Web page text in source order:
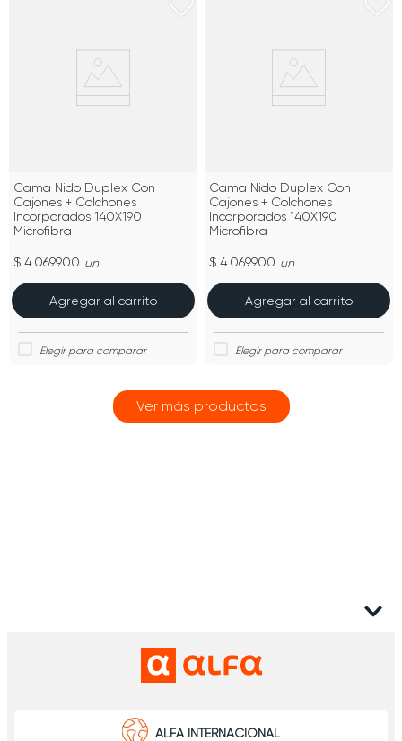
Cama Nido Duplex Con
Cajones + Colchones
Incorporados 140X190
Microfibra
$ 4.069.900 un
Agregar al carrito
Cama Nido Duplex Con
Cajones + Colchones
Incorporados 140X190
Microfibra
$ 4.069.900 un
Agregar al carrito
ALFA INTERNACIONAL